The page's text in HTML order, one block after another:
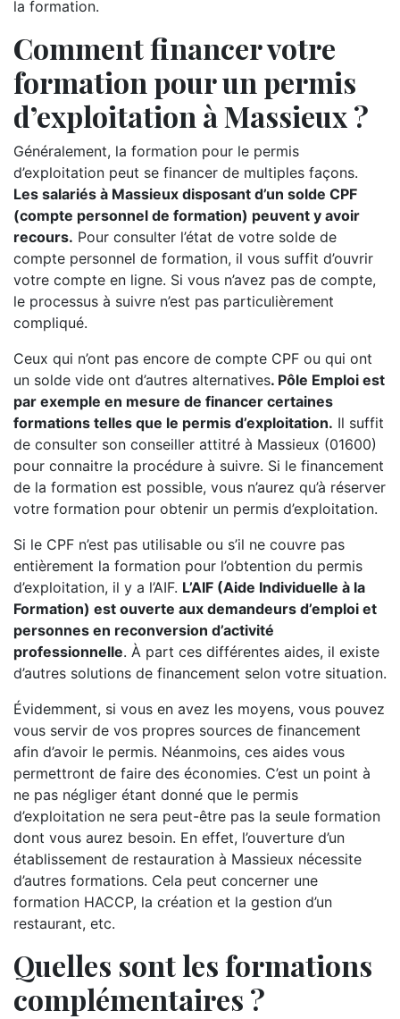
la formation.
Comment financer votre
formation pour un permis
d’exploitation à Massieux ?
Généralement, la formation pour le permis
d’exploitation peut se financer de multiples façons.
Les salariés à Massieux disposant d’un solde CPF
(compte personnel de formation) peuvent y avoir
recours. Pour consulter l’état de votre solde de
compte personnel de formation, il vous suffit d’ouvrir
votre compte en ligne. Si vous n’avez pas de compte,
le processus à suivre n’est pas particulièrement
compliqué.
Ceux qui n’ont pas encore de compte CPF ou qui ont
un solde vide ont d’autres alternatives. Pôle Emploi est
par exemple en mesure de financer certaines
formations telles que le permis d’exploitation. Il suffit
de consulter son conseiller attitré à Massieux (01600)
pour connaitre la procédure à suivre. Si le financement
de la formation est possible, vous n’aurez qu’à réserver
votre formation pour obtenir un permis d’exploitation.
Si le CPF n’est pas utilisable ou s’il ne couvre pas
entièrement la formation pour l’obtention du permis
d’exploitation, il y a l’AIF. L’AIF (Aide Individuelle à la
Formation) est ouverte aux demandeurs d’emploi et
personnes en reconversion d’activité
professionnelle. À part ces différentes aides, il existe
d’autres solutions de financement selon votre situation.
Évidemment, si vous en avez les moyens, vous pouvez
vous servir de vos propres sources de financement
afin d’avoir le permis. Néanmoins, ces aides vous
permettront de faire des économies. C’est un point à
ne pas négliger étant donné que le permis
d’exploitation ne sera peut-être pas la seule formation
dont vous aurez besoin. En effet, l’ouverture d’un
établissement de restauration à Massieux nécessite
d’autres formations. Cela peut concerner une
formation HACCP, la création et la gestion d’un
restaurant, etc.
Quelles sont les formations
complémentaires ?